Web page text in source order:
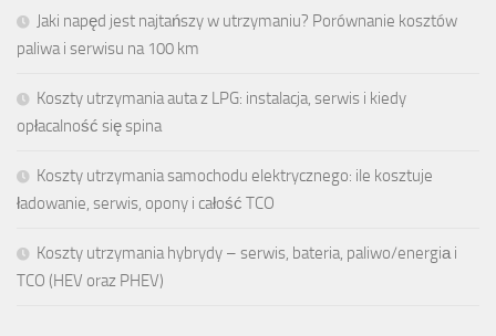
Jaki napęd jest najtańszy w utrzymaniu? Porównanie kosztów
paliwa i serwisu na 100 km
Koszty utrzymania auta z LPG: instalacja, serwis i kiedy
opłacalność się spina
Koszty utrzymania samochodu elektrycznego: ile kosztuje
ładowanie, serwis, opony i całość TCO
Koszty utrzymania hybrydy – serwis, bateria, paliwo/energiа i
TCO (HEV oraz PHEV)